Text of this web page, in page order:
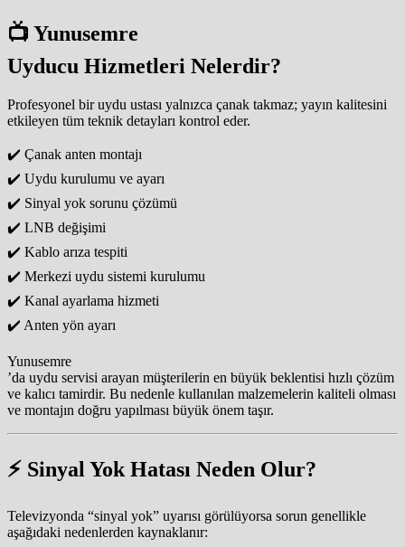
📺 Yunusemre
Uyducu Hizmetleri Nelerdir?
Profesyonel bir uydu ustası yalnızca çanak takmaz; yayın kalitesini
etkileyen tüm teknik detayları kontrol eder.
✔️ Çanak anten montajı
✔️ Uydu kurulumu ve ayarı
✔️ Sinyal yok sorunu çözümü
✔️ LNB değişimi
✔️ Kablo arıza tespiti
✔️ Merkezi uydu sistemi kurulumu
✔️ Kanal ayarlama hizmeti
✔️ Anten yön ayarı
Yunusemre
’da uydu servisi arayan müşterilerin en büyük beklentisi hızlı çözüm
ve kalıcı tamirdir. Bu nedenle kullanılan malzemelerin kaliteli olması
ve montajın doğru yapılması büyük önem taşır.
⚡ Sinyal Yok Hatası Neden Olur?
Televizyonda “sinyal yok” uyarısı görülüyorsa sorun genellikle
aşağıdaki nedenlerden kaynaklanır: